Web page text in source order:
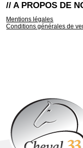
// A PROPOS DE
Mentions légales
Conditions générales de